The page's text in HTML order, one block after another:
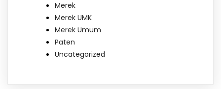
Merek
Merek UMK
Merek Umum
Paten
Uncategorized